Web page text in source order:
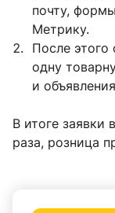
почту,
Метрику.
После этого
одну
и
В итоге заявки
раза, розница